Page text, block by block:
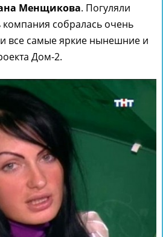
Менщикова. Погуляли
компания собралась очень
все самые яркие нынешние и
Дом-2.